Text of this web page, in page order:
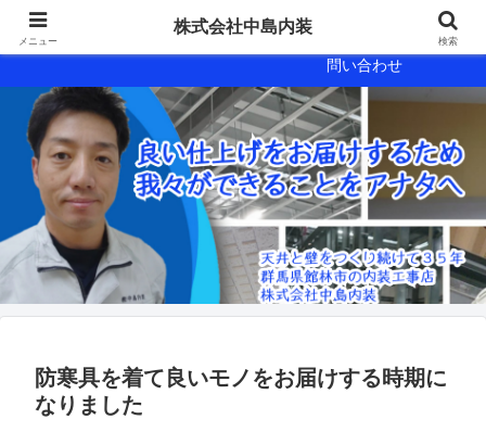
問い合わせ
防寒具を着て良いモノをお届けする時期に
なりました
メニュー
株式会社中島内装
検索